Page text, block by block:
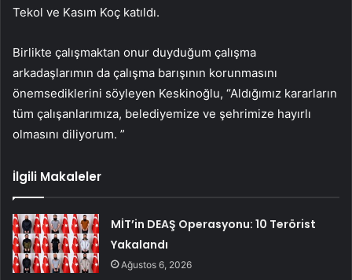
Tekol ve Kasım Koç katıldı.
Birlikte çalışmaktan onur duyduğum çalışma
arkadaşlarımın da çalışma barışının korunmasını
önemsediklerini söyleyen Keskinoğlu, “Aldığımız kararların
tüm çalışanlarımıza, belediyemize ve şehrimize hayırlı
olmasını diliyorum. ”
İlgili Makaleler
MİT’in DEAŞ Operasyonu: 10 Terörist
Yakalandı
Ağustos 6, 2026